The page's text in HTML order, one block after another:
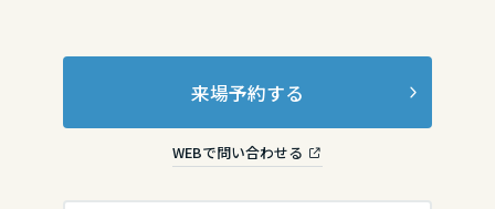
来場予約する
WEBで問い合わせる